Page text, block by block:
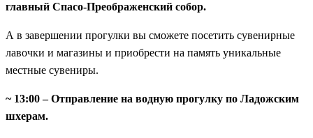
главный Спасо-Преображенский собор.
А в завершении прогулки вы сможете посетить сувенирные
лавочки и магазины и приобрести на память уникальные
местные сувениры.
~ 13:00 – Отправление на водную прогулку по Ладожским
шхерам.